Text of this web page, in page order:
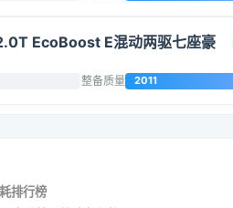
EcoBoost E混动两驱七座豪
整备质量 2011
排行榜